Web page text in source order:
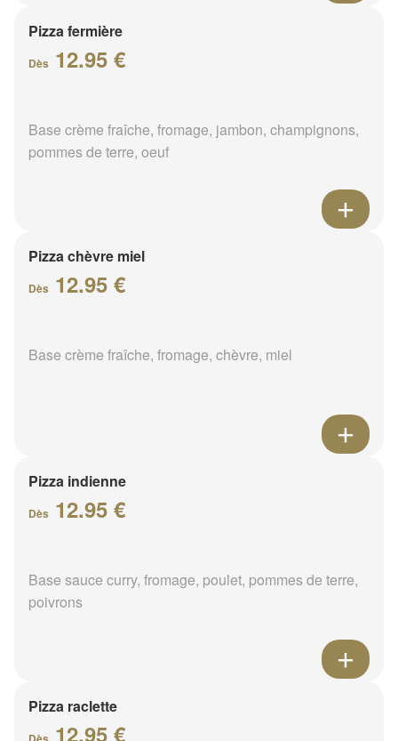
Pizza fermière
Dès 12.95 €
Base crème fraîche, fromage, jambon, champignons,
pommes de terre, oeuf
Pizza chèvre miel
Dès 12.95 €
Base crème fraîche, fromage, chèvre, miel
Pizza indienne
Dès 12.95 €
Base sauce curry, fromage, poulet, pommes de terre,
poivrons
Pizza raclette
12.95 €